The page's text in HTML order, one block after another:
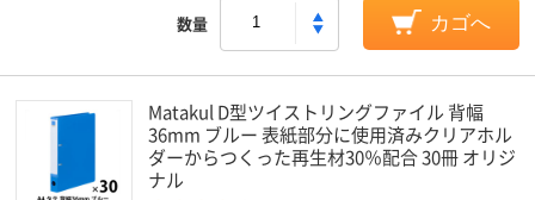
数量 カゴへ
Matakul D型ツイストリングファイル 背幅
36mm ブルー 表紙部分に使用済みクリアホル
ダーからつくった再生材30％配合 30冊 オリジ
ナル